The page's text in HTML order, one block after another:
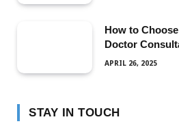
How to
Doctor
APRIL 26, 2025
STAY IN TOUCH